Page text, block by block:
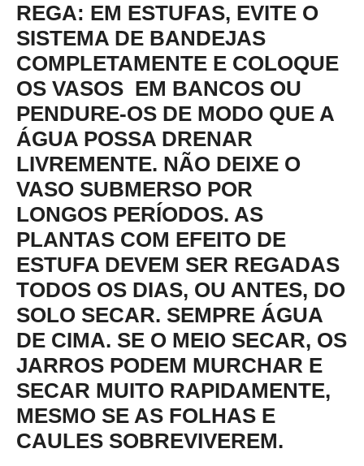
REGA: EM ESTUFAS, EVITE O
SISTEMA DE BANDEJAS
COMPLETAMENTE E COLOQUE
OS VASOS EM BANCOS OU
PENDURE-OS DE MODO QUE A
ÁGUA POSSA DRENAR
LIVREMENTE. NÃO DEIXE O
VASO SUBMERSO POR
LONGOS PERÍODOS. AS
PLANTAS COM EFEITO DE
ESTUFA DEVEM SER REGADAS
TODOS OS DIAS, OU ANTES, DO
SOLO SECAR. SEMPRE ÁGUA
DE CIMA. SE O MEIO SECAR, OS
JARROS PODEM MURCHAR E
SECAR MUITO RAPIDAMENTE,
MESMO SE AS FOLHAS E
CAULES SOBREVIVEREM.